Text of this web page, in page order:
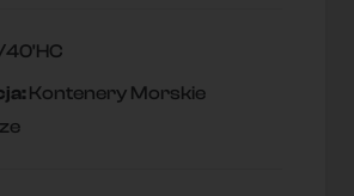
40'HC
Kontenery Morskie